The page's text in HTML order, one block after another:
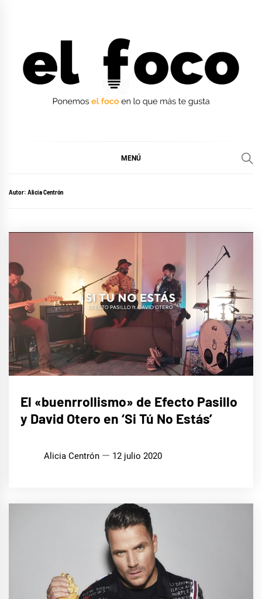
MENÚ
Autor: Alicia Centrón
El «buenrrollismo» de Efecto Pasillo
y David Otero en ‘Si Tú No Estás’
Alicia Centrón 12 julio 2020